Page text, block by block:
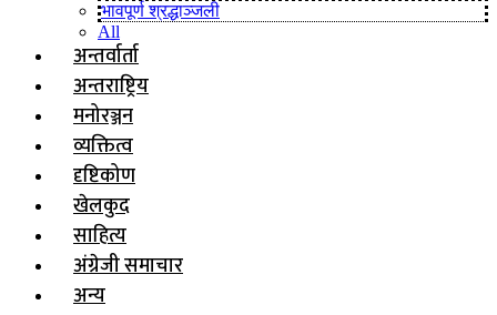
भावपूर्ण श्रद्धाञ्जली
All
अन्तर्वार्ता
अन्तराष्ट्रिय
मनोरञ्जन
व्यक्तित्व
दृष्टिकोण
खेलकुद
साहित्य
अंग्रेजी समाचार
अन्य